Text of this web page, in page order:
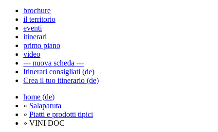
brochure
il territorio
eventi
itinerari
primo piano
video
--- nuova scheda ---
Itinerari consigliati (de)
Crea il tuo itinerario (de)
home (de)
» Salaparuta
» Piatti e prodotti tipici
» VINI DOC